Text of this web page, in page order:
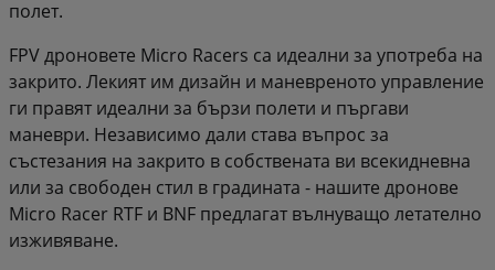
полет.
FPV дроновете Micro Racers са идеални за употреба на
закрито. Лекият им дизайн и маневреното управление
ги правят идеални за бързи полети и пъргави
маневри. Независимо дали става въпрос за
състезания на закрито в собствената ви всекидневна
или за свободен стил в градината - нашите дронове
Micro Racer RTF и BNF предлагат вълнуващо летателно
изживяване.